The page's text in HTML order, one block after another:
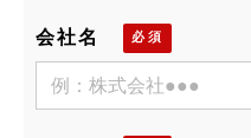
会社名